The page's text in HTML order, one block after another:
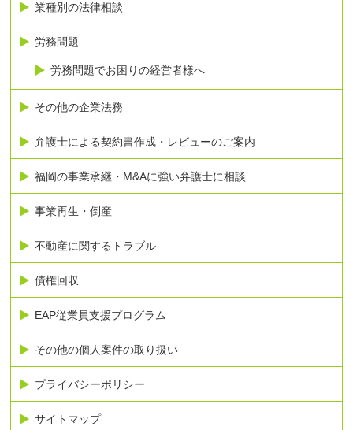
業種別の法律相談
労務問題
労務問題でお困りの経営者様へ
その他の企業法務
弁護士による契約書作成・レビューのご案内
福岡の事業承継・M&Aに強い弁護士に相談
事業再生・倒産
不動産に関するトラブル
債権回収
EAP従業員支援プログラム
その他の個人案件の取り扱い
プライバシーポリシー
サイトマップ